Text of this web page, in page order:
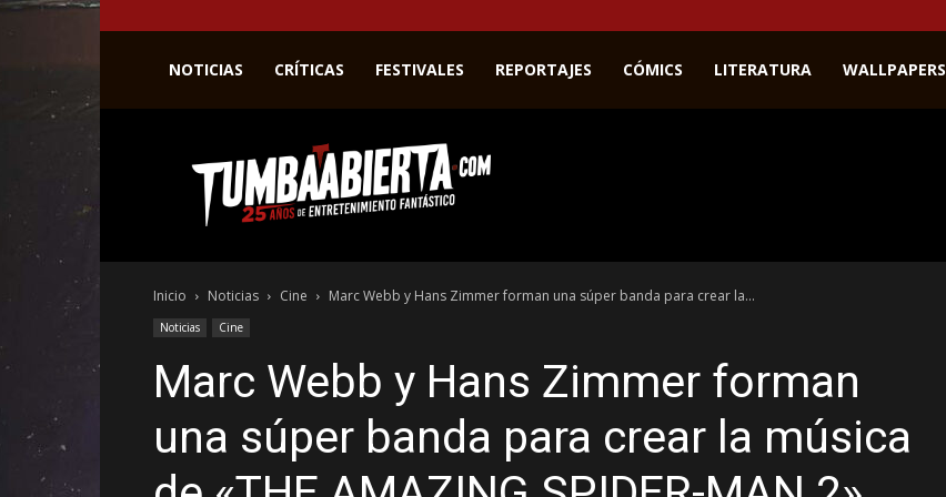
NOTICIAS CRÍTICAS FESTIVALES REPORTAJES CÓMICS LITERATURA WALLPAPERS
web
del
entretenimiento
el
género
Inicio Noticias Cine Marc Webb y Hans Zimmer forman una súper banda para crear la...
Noticias Cine
Marc Webb y Hans Zimmer forman
una súper banda para crear la música